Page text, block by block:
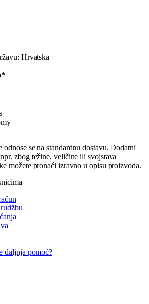
Hrvatska
se na standardnu ​​dostavu. Dodatni
zbog težine, veličine ili svojstava
možete pronaći izravno u opisu proizvoda.
daljnja pomoć?